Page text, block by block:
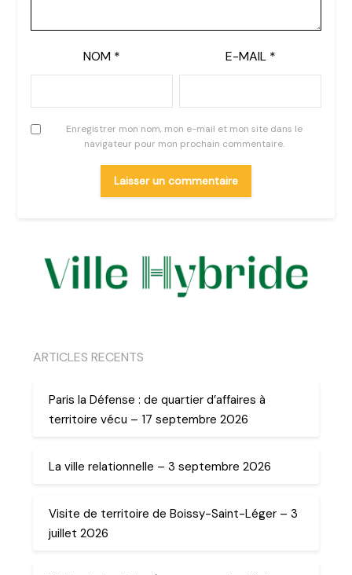
NOM * E-MAIL *
Enregistrer mon nom, mon e-mail et mon site dans le
navigateur pour mon prochain commentaire.
ARTICLES RECENTS
Paris la Défense : de quartier d’affaires à
territoire vécu – 17 septembre 2026
La ville relationnelle – 3 septembre 2026
Visite de territoire de Boissy-Saint-Léger – 3
juillet 2026